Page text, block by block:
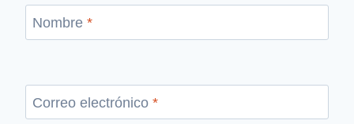
Nombre *
Correo electrónico *